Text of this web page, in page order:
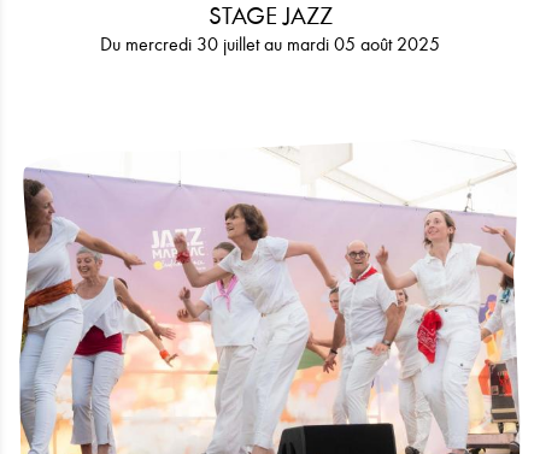
STAGE JAZZ
Du mercredi 30 juillet au mardi 05 août 2025